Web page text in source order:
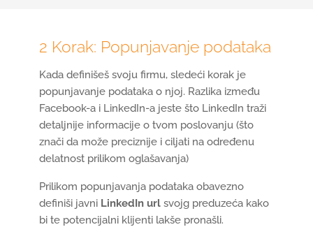
2 Korak: Popunjavanje podataka
Kada definišeš svoju firmu, sledeći korak je
popunjavanje podataka o njoj. Razlika između
Facebook-a i LinkedIn-a jeste što LinkedIn traži
detaljnije informacije o tvom poslovanju (što
znači da može preciznije i ciljati na određenu
delatnost prilikom oglašavanja)
Prilikom popunjavanja podataka obavezno
definiši javni LinkedIn url svojg preduzeća kako
bi te potencijalni klijenti lakše pronašli.